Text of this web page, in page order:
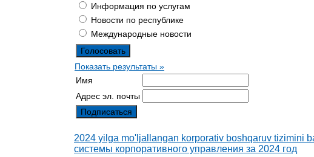
Информация по услугам
Новости по республике
Международные новости
Показать результаты »
Имя
Адрес эл. почты
2024 yilga mo'ljallangan korporativ boshqaruv tizimini
системы корпоративного управления за 2024 год